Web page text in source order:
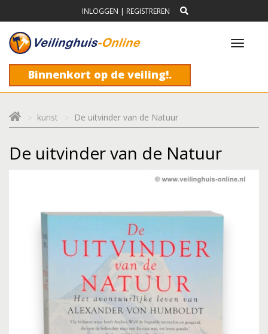
INLOGGEN | REGISTREREN
Binnenkort op de veiling!.
kunst De uitvinder van de Natuur
De uitvinder van de Natuur